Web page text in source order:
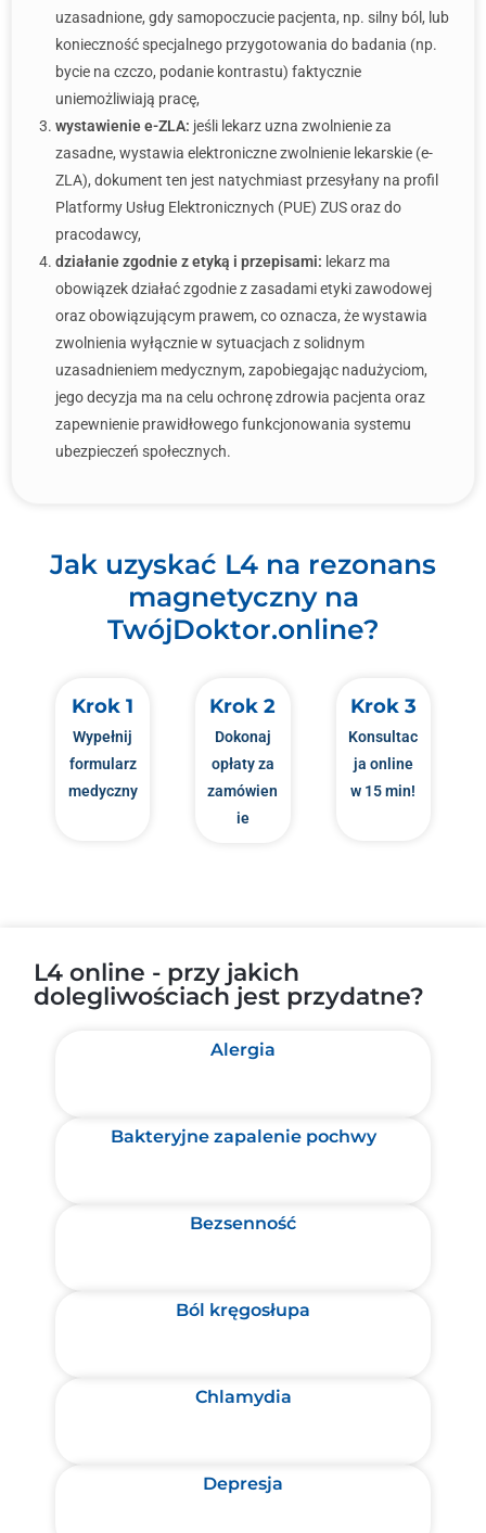
uzasadnione, gdy samopoczucie pacjenta, np. silny ból, lub
konieczność specjalnego przygotowania do badania (np.
bycie na czczo, podanie kontrastu) faktycznie
uniemożliwiają pracę,
wystawienie e-ZLA: jeśli lekarz uzna zwolnienie za
zasadne, wystawia elektroniczne zwolnienie lekarskie (e-
ZLA), dokument ten jest natychmiast przesyłany na profil
Platformy Usług Elektronicznych (PUE) ZUS oraz do
pracodawcy,
działanie zgodnie z etyką i przepisami: lekarz ma
obowiązek działać zgodnie z zasadami etyki zawodowej
oraz obowiązującym prawem, co oznacza, że wystawia
zwolnienia wyłącznie w sytuacjach z solidnym
uzasadnieniem medycznym, zapobiegając nadużyciom,
jego decyzja ma na celu ochronę zdrowia pacjenta oraz
zapewnienie prawidłowego funkcjonowania systemu
ubezpieczeń społecznych.
Jak uzyskać L4 na rezonans
magnetyczny na
TwójDoktor.online?
Krok 1
Wypełnij
formularz
medyczny
Krok 2
Dokonaj
opłaty za
zamówien
ie
Krok 3
Konsultac
ja online
w 15 min!
L4 online - przy jakich
dolegliwościach jest przydatne?
Alergia
Bakteryjne zapalenie pochwy
Bezsenność
Ból kręgosłupa
Chlamydia
Depresja